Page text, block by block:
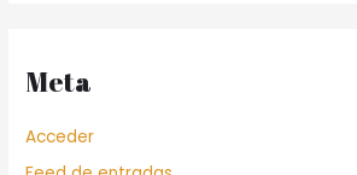
Meta
Acceder